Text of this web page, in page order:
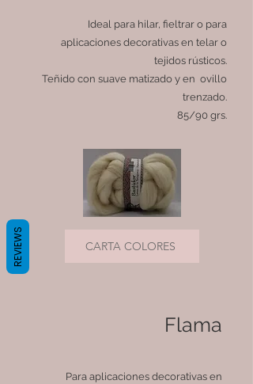
Ideal para hilar, fieltrar o para
aplicaciones decorativas en telar o
tejidos rústicos.
Teñido con suave matizado y en ovillo
trenzado.
85/90 grs.
CARTA COLORES
Flama
Para aplicaciones decorativas en
REVIEWS